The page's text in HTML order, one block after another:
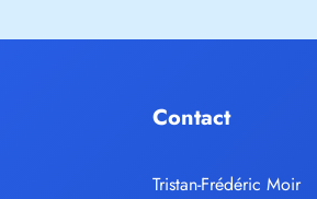
Contact
Tristan-Frédéric Moir